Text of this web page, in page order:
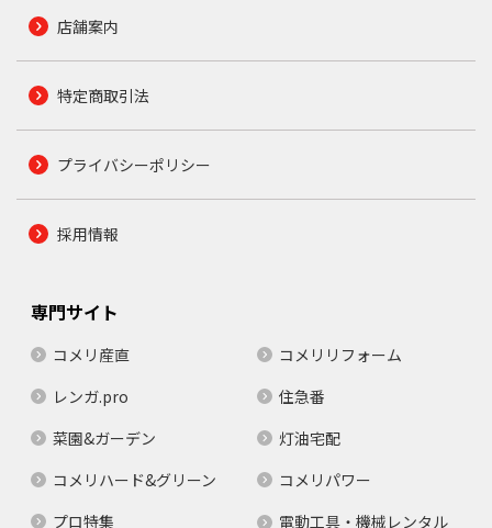
店舗案内
特定商取引法
プライバシーポリシー
採用情報
専門サイト
コメリ産直
コメリリフォーム
レンガ.pro
住急番
菜園&ガーデン
灯油宅配
コメリハード&グリーン
コメリパワー
プロ特集
電動工具・機械レンタル